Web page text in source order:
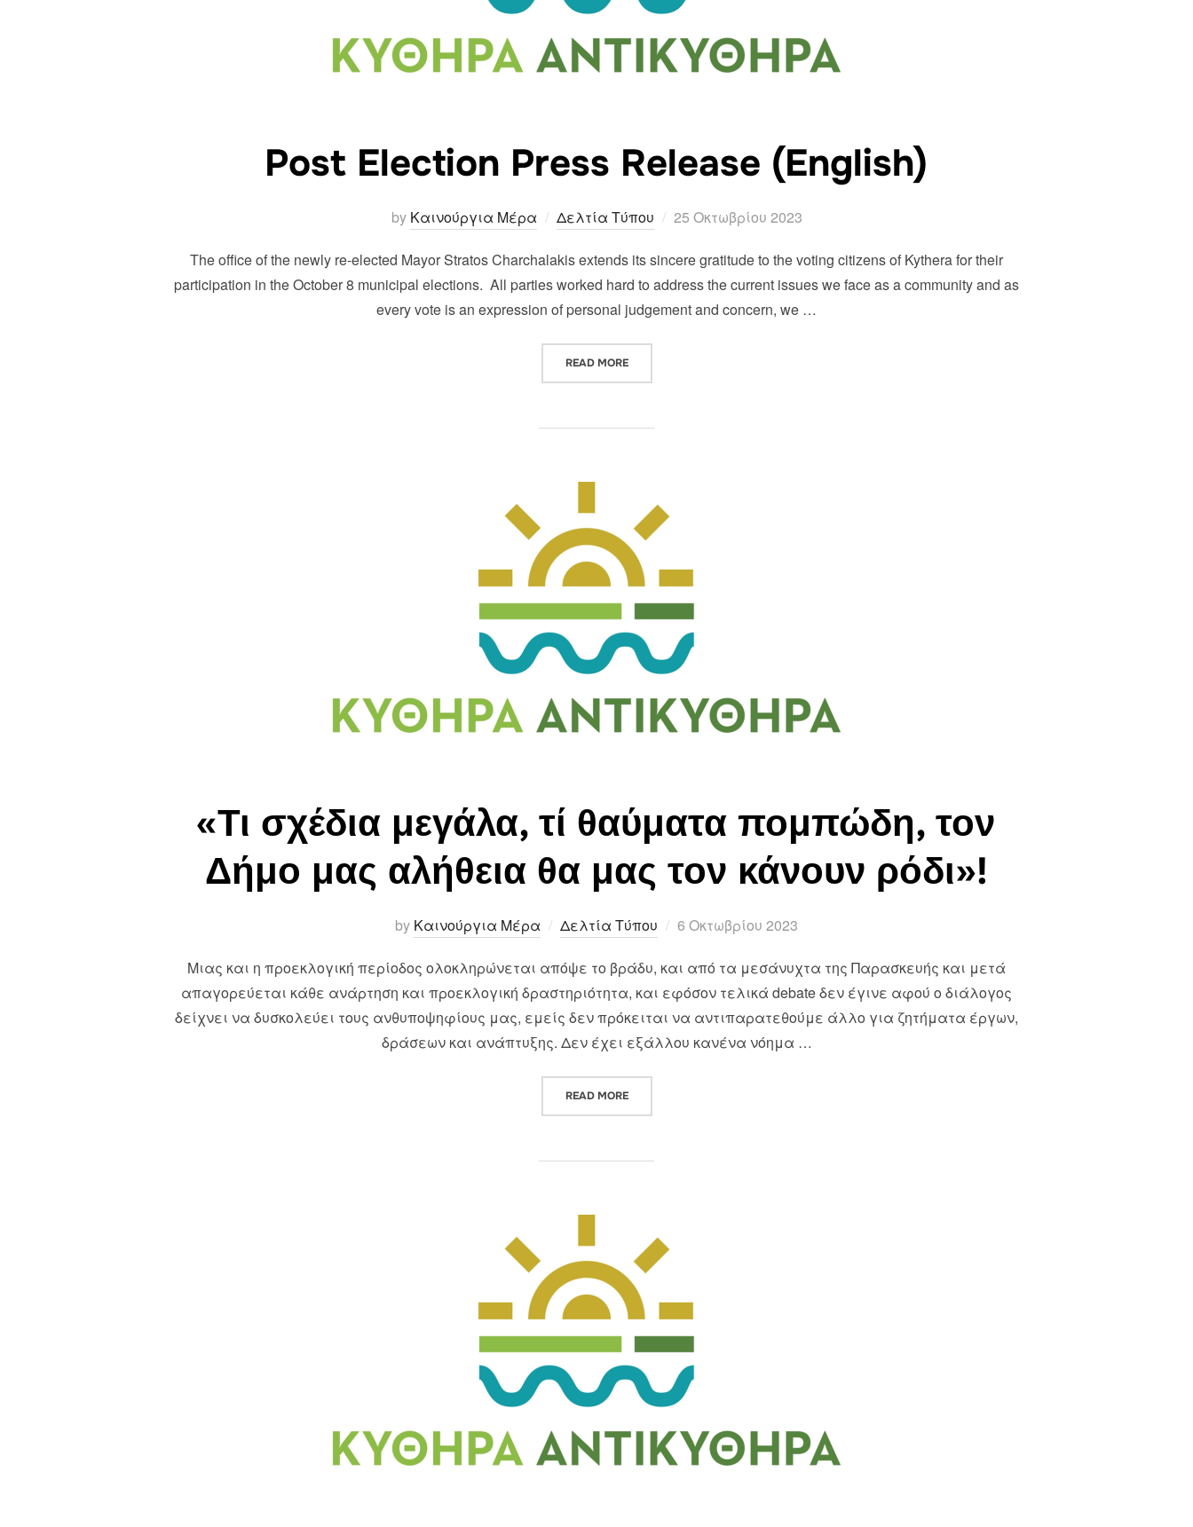
Post Election Press Release (English)
by Καινούργια Μέρα Δελτία Τύπου
Posted
25 Οκτωβρίου 2023
The office of the newly re-elected Mayor Stratos Charchalakis extends its sincere gratitude to the voting citizens of Kythera for their
participation in the October 8 municipal elections. All parties worked hard to address the current issues we face as a community and as
every vote is an expression of personal judgement and concern, we …
READ MORE“POST ELECTION PRESS RELEASE (ENGLISH)”
«Τι σχέδια μεγάλα, τί θαύματα πομπώδη, τον
Δήμο μας αλήθεια θα μας τον κάνουν ρόδι»!
by Καινούργια Μέρα Δελτία Τύπου
Posted
6 Οκτωβρίου 2023
Μιας και η προεκλογική περίοδος ολοκληρώνεται απόψε το βράδυ, και από τα μεσάνυχτα της Παρασκευής και μετά
απαγορεύεται κάθε ανάρτηση και προεκλογική δραστηριότητα, και εφόσον τελικά debate δεν έγινε αφού ο διάλογος
δείχνει να δυσκολεύει τους ανθυποψηφίους μας, εμείς δεν πρόκειται να αντιπαρατεθούμε άλλο για ζητήματα έργων,
δράσεων και ανάπτυξης. Δεν έχει εξάλλου κανένα νόημα …
READ MORE“«ΤΙ ΣΧΕΔΙΑ ΜΕΓΑΛΑ, ΤΙ ΘΑΥΜΑΤΑ ΠΟΜΠΩΔΗ, ΤΟΝ ΔΗΜΟ ΜΑΣ ΑΛΗΘΕΙΑ ΘΑ ΜΑΣ ΤΟΝ ΚΑΝΟΥΝ ΡΟΔΙ»!”